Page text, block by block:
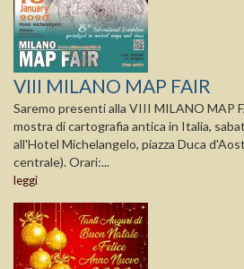
VIII MILANO MAP FAIR
Saremo presenti alla VIII MILANO MAP
mostra di cartografia antica in Italia,
all'Hotel Michelangelo, piazza Duca
centrale). Orari:...
leggi